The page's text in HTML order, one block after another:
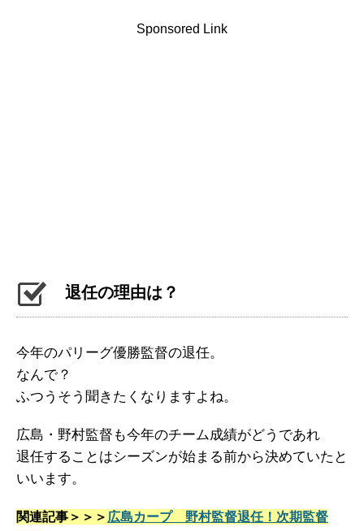
Sponsored Link
退任の理由は？
今年のパリーグ優勝監督の退任。
なんで？
ふつうそう聞きたくなりますよね。
広島・野村監督も今年のチーム成績がどうであれ
退任することはシーズンが始まる前から決めていたと
いいます。
関連記事＞＞＞ 広島カープ 野村監督退任！次期監督